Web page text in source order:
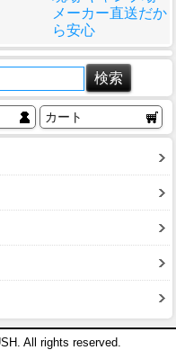
メーカー直送だか
ら安心
カート
All rights reserved.